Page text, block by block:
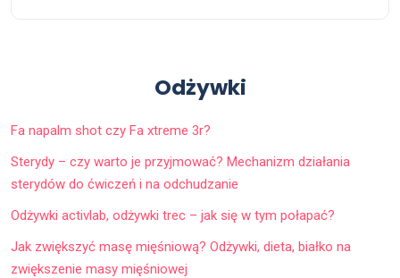
Odżywki
Fa napalm shot czy Fa xtreme 3r?
Sterydy – czy warto je przyjmować? Mechanizm działania
sterydów do ćwiczeń i na odchudzanie
Odżywki activlab, odżywki trec – jak się w tym połapać?
Jak zwiększyć masę mięśniową? Odżywki, dieta, białko na
zwiększenie masy mięśniowej